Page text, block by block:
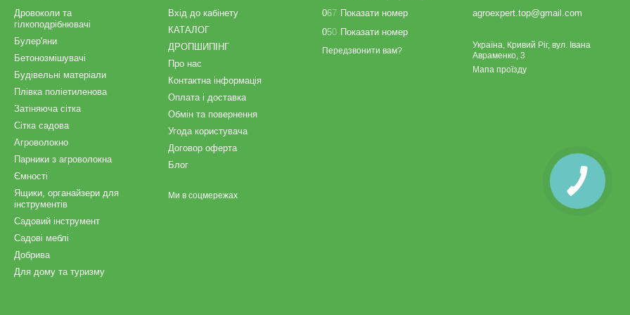
Дровоколи та
гілкоподрібнювачі
Булер'яни
Бетонозмішувачі
Будівельні матеріали
Плівка поліетиленова
Затіняюча сітка
Сітка садова
Агроволокно
Парники з агроволокна
Ємності
Ящики, органайзери для
інструментів
Садовий інструмент
Садові меблі
Добрива
Для дому та туризму
Вхід до кабінету
КАТАЛОГ
ДРОПШИПІНГ
Про нас
Контактна інформація
Оплата і доставка
Обмін та повернення
Угода користувача
Договор оферта
Блог
Ми в соцмережах
067 Показати номер
050 Показати номер
Передзвонити вам?
agroexpert.top@gmail.com
Україна, Кривий Ріг, вул. Івана
Авраменко, 3
Мапа проїзду